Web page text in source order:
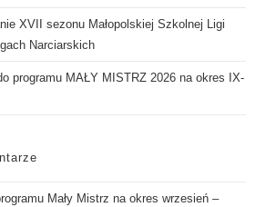
XVII sezonu Małopolskiej Szkolnej Ligi
Narciarskich
programu MAŁY MISTRZ 2026 na okres IX-
Mały Mistrz na okres wrzesień –